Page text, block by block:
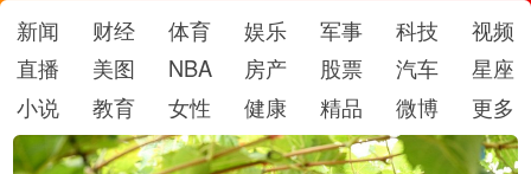
新闻 财经 体育 娱乐 军事 科技
视频
直播
美图 NBA 房产 股票 汽车
星座
小说
教育 女性 健康 精品 微博 更多